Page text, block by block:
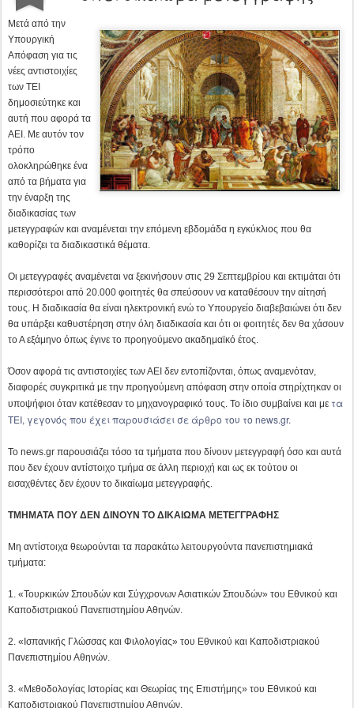
ολοκληρώθηκε ένα
από τα βήματα για
την έναρξη της
διαδικασίας των
μετεγγραφών και αναμένεται την επόμενη εβδομάδα η εγκύκλιος που θα
καθορίζει τα διαδικαστικά θέματα.
Οι μετεγγραφές αναμένεται να ξεκινήσουν στις 29 Σεπτεμβρίου και εκτιμάται ότι
περισσότεροι από 20.000 φοιτητές θα σπεύσουν να καταθέσουν την αίτησή
τους. Η διαδικασία θα είναι ηλεκτρονική ενώ το Υπουργείο διαβεβαιώνει ότι δεν
θα υπάρξει καθυστέρηση στην όλη διαδικασία και ότι οι φοιτητές δεν θα χάσουν
το Α εξάμηνο όπως έγινε το προηγούμενο ακαδημαϊκό έτος.
Όσον αφορά τις αντιστοιχίες των ΑΕΙ δεν εντοπίζονται, όπως αναμενόταν,
διαφορές συγκριτικά με την προηγούμενη απόφαση στην οποία στηρίχτηκαν οι
υποψήφιοι όταν κατέθεσαν το μηχανογραφικό τους. Το ίδιο συμβαίνει και με
Το news.gr παρουσιάζει τόσο τα τμήματα που δίνουν μετεγγραφή όσο και αυτά
που δεν έχουν αντίστοιχο τμήμα σε άλλη περιοχή και ως εκ τούτου οι
εισαχθέντες δεν έχουν το δικαίωμα μετεγγραφής.
Μη αντίστοιχα θεωρούνται τα παρακάτω λειτουργούντα πανεπιστημιακά
τμήματα:
Καποδιστριακού Πανεπιστημίου Αθηνών.
2. «Ισπανικής Γλώσσας και Φιλολογίας» του Εθνικού και Καποδιστριακού
Καποδιστριακού Πανεπιστημίου Αθηνών.
Αθηνών.
Πολυτεχνείου.
Πολυτεχνείου.